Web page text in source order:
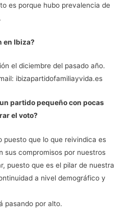
es porque hubo prevalencia de
en Ibiza?
el diciembre del pasado año.
ibizapartidofamiliayvida.es
partido pequeño con pocas
el voto?
puesto que lo que reivindica es
sus compromisos por nuestros
puesto que es el pilar de nuestra
a nivel demográfico y
pasando por alto.